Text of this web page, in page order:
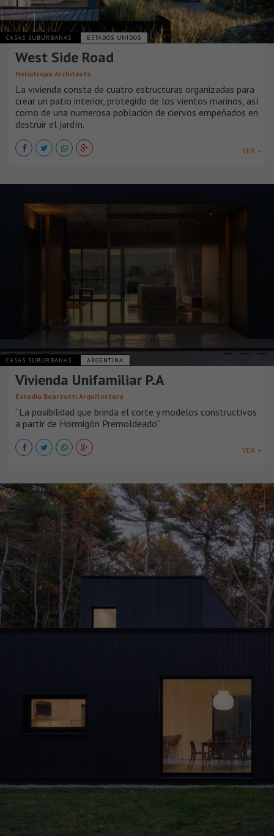
CASAS SUBURBANAS ESTADOS UNIDOS
West Side Road
Heliotrope Architects
La vivienda consta de cuatro estructuras organizadas para
crear un patio interior, protegido de los vientos marinos, así
como de una numerosa población de ciervos empeñados en
destruir el jardín.
VER +
CASAS SUBURBANAS ARGENTINA
Vivienda Unifamiliar P.A
Estudio Bearzotti Arquitectura
“La posibilidad que brinda el corte y modelos constructivos
a partir de Hormigón Premoldeado”
VER +